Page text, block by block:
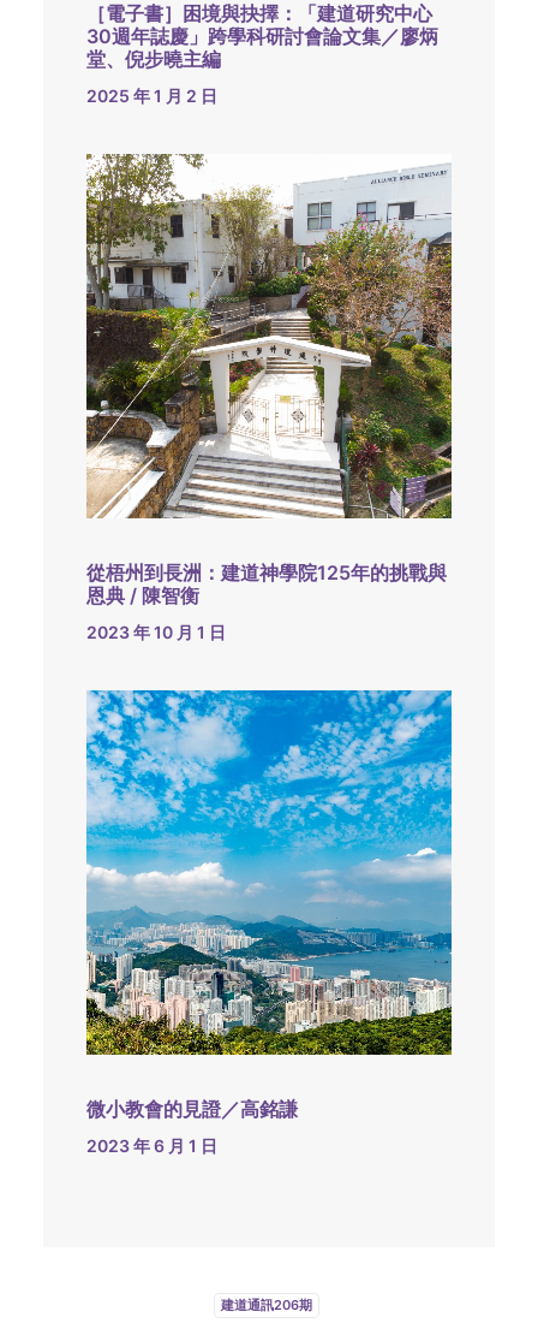
［電子書］困境與抉擇：「建道研究中心
30週年誌慶」跨學科研討會論文集／廖炳
堂、倪步曉主編
2025 年 1 月 2 日
從梧州到長洲：建道神學院125年的挑戰與
恩典 / 陳智衡
2023 年 10 月 1 日
微小教會的見證／高銘謙
2023 年 6 月 1 日
建道通訊206期